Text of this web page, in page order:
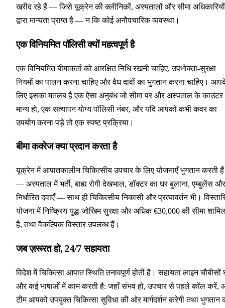
खरीद रहे हैं — जिसे यूक्रेन की क्लीनिकों, अस्पतालों और सीमा अधिकारियों
द्वारा मान्यता प्राप्त है — न कि कोई अनौपचारिक व्यवस्था।
एक विनियमित पॉलिसी क्यों महत्वपूर्ण है
एक विनियमित बीमाकर्ता को आरक्षित निधि रखनी चाहिए, उपभोक्ता-सुरक्षा
नियमों का पालन करना चाहिए और वैध दावों का भुगतान करना चाहिए।
लिए इसका मतलब है एक ऐसा अनुबंध जो सीमा पर और अस्पताल के काउंटर
मान्य हो, एक सत्यापन योग्य पॉलिसी नंबर, और यदि आपको कभी कवर का
उपयोग करना पड़े तो एक स्पष्ट प्रक्रिया।
बीमा कवरेज क्या प्रदान करता है
यूक्रेन में आपातकालीन चिकित्सीय उपचार के लिए योजनाएँ भुगतान करती हैं
— अस्पताल में भर्ती, बाह्य रोगी देखभाल, डॉक्टर का घर बुलाना, एम्बुलेंस और
निर्धारित दवाएँ — साथ ही चिकित्सीय निकासी और प्रत्यावर्तन भी।
योजना में निष्क्रिय युद्ध-जोखिम सुरक्षा और अधिक €30,000 की सीमा
है, तथा वैकल्पिक विस्तार उपलब्ध हैं।
जब ज़रूरत हो, 24/7 सहायता
विदेश में चिकित्सा आपात स्थिति तनावपूर्ण होती है। सहायता लाइन चौबीसों
और कई भाषाओं में काम करती है: जहाँ संभव हो, उपचार से पहले कॉल करें,
टीम आपको उपयुक्त चिकित्सा सुविधा की ओर मार्गदर्शन करेगी तथा भुगतान